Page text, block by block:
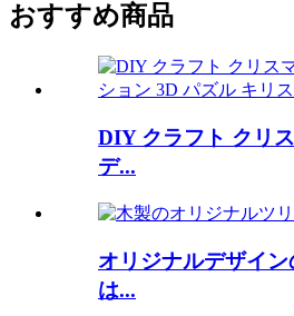
おすすめ商品
DIY クラフト クリ
デ...
オリジナルデザイ
は...